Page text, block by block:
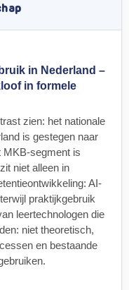
in Nederland –
in formele
zien: het nationale
is gestegen naar
MKB-segment is
niet alleen in
AI-
praktijkgebruik
leertechnologen die
niet theoretisch,
en bestaande